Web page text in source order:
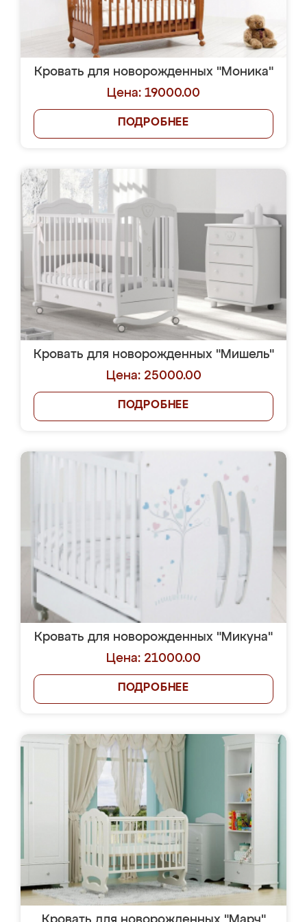
Кровать для новорожденных "Моника"
Цена: 19000.00
ПОДРОБНЕЕ
Кровать для новорожденных "Мишель"
Цена: 25000.00
ПОДРОБНЕЕ
Кровать для новорожденных "Микуна"
Цена: 21000.00
ПОДРОБНЕЕ